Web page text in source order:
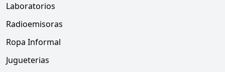
Laboratorios
Radioemisoras
Ropa Informal
Jugueterias